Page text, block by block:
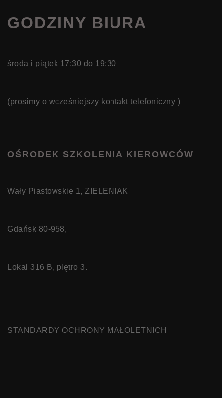
GODZINY BIURA
środa i piątek 17:30 do 19:30
(prosimy o wcześniejszy kontakt telefoniczny )
OŚRODEK SZKOLENIA KIEROWCÓW
Wały Piastowskie 1, ZIELENIAK
Gdańsk 80-958,
Lokal 316 B, piętro 3.
STANDARDY OCHRONY MAŁOLETNICH